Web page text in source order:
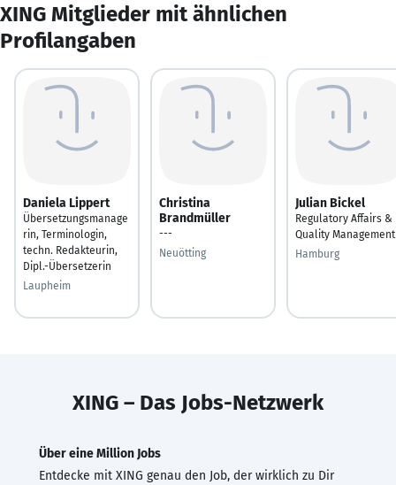
XING Mitglieder mit ähnlichen
Profilangaben
Daniela Lippert
Übersetzungsmanage
rin, Terminologin,
techn. Redakteurin,
Dipl.-Übersetzerin
Laupheim
Christina
Brandmüller
---
Neuötting
Julian Bickel
Regulatory Affairs &
Quality Management
Hamburg
XING – Das Jobs-Netzwerk
Über eine Million Jobs
Entdecke mit XING genau den Job, der wirklich zu Dir